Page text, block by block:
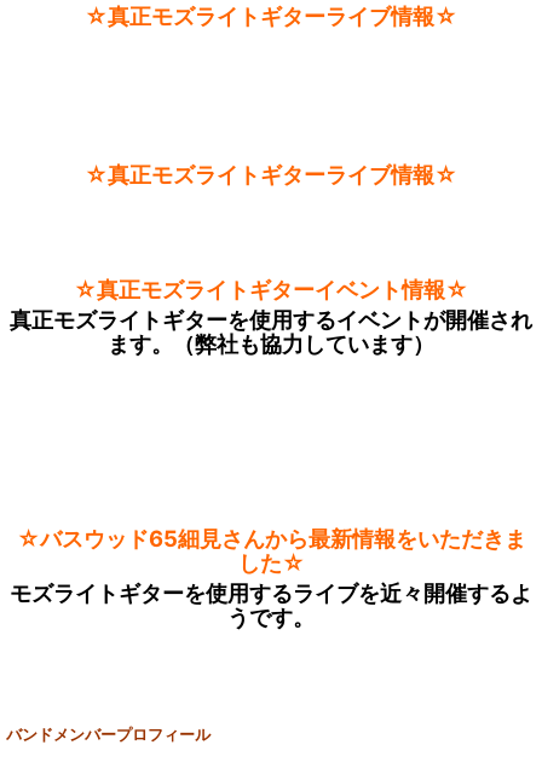
☆真正モズライトギターライブ情報☆
☆真正モズライトギターライブ情報☆
☆真正モズライトギターイベント情報☆
真正モズライトギターを使用するイベントが開催され
ます。（弊社も協力しています）
☆バスウッド65細見さんから最新情報をいただきま
した☆
モズライトギターを使用するライブを近々開催するよ
うです。
バンドメンバープロフィール